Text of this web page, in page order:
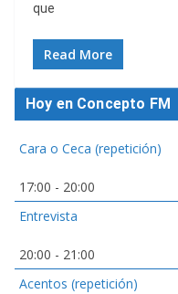
que
Read More
Hoy en Concepto FM
Cara o Ceca (repetición)
17:00 - 20:00
Entrevista
20:00 - 21:00
Acentos (repetición)